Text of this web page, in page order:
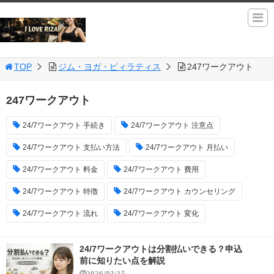
TOP ジム・ヨガ・ピィラティス 247ワークアウト
247ワークアウト
24/7ワークアウト 手続き 24/7ワークアウト 注意点
24/7ワークアウト 支払い方法 24/7ワークアウト 月払い
24/7ワークアウト 料金 24/7ワークアウト 費用
24/7ワークアウト 特徴 24/7ワークアウト カウンセリング
24/7ワークアウト 流れ 24/7ワークアウト 変化
24/7ワークアウトは分割払いできる？申込
前に知りたい点を解説